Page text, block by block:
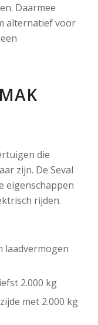
Daarmee
alternatief voor
die
zijn. De Seval
eigenschappen
rijden.
laadvermogen
2.000 kg
met 2.000 kg